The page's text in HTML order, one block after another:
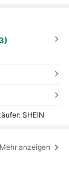
SHEIN
Mehr anzeigen